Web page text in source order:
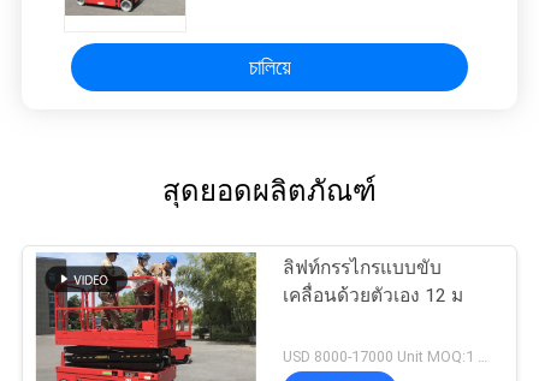
চালিয়ে
สุดยอดผลิตภัณฑ์
ลิฟท์กรรไกรแบบขับ
เคลื่อนด้วยตัวเอง 12 ม